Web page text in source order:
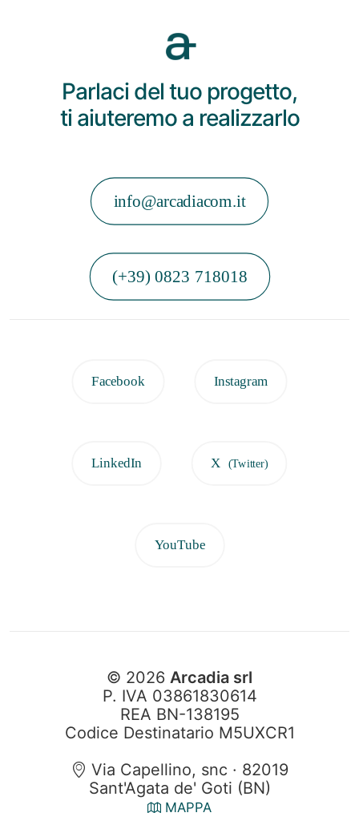
Parlaci del tuo progetto,
ti aiuteremo a realizzarlo
info@arcadiacom.it
(+39) 0823 718018
Facebook Instagram
LinkedIn X (Twitter)
YouTube
© 2026 Arcadia srl
P. IVA 03861830614
REA BN-138195
Codice Destinatario M5UXCR1
Via Capellino, snc · 82019
Sant'Agata de' Goti (BN)
MAPPA